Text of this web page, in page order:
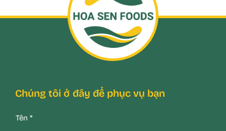
Chúng tôi ở đây để phục vụ bạn
Tên *